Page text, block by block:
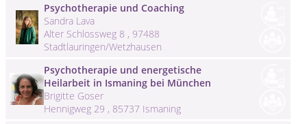
Psychotherapie und Coaching
Sandra Lava
Alter Schlossweg 8 , 97488
Stadtlauringen/Wetzhausen
Psychotherapie und energetische
Heilarbeit in Ismaning bei München
Brigitte Goser
Hennigweg 29 , 85737 Ismaning